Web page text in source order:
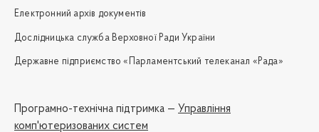
Електронний архів документів
Дослідницька служба Верховної Ради України
Державне підприємство «Парламентський телеканал «Рада»
Програмно-технічна підтримка — Управління
комп'ютеризованих систем